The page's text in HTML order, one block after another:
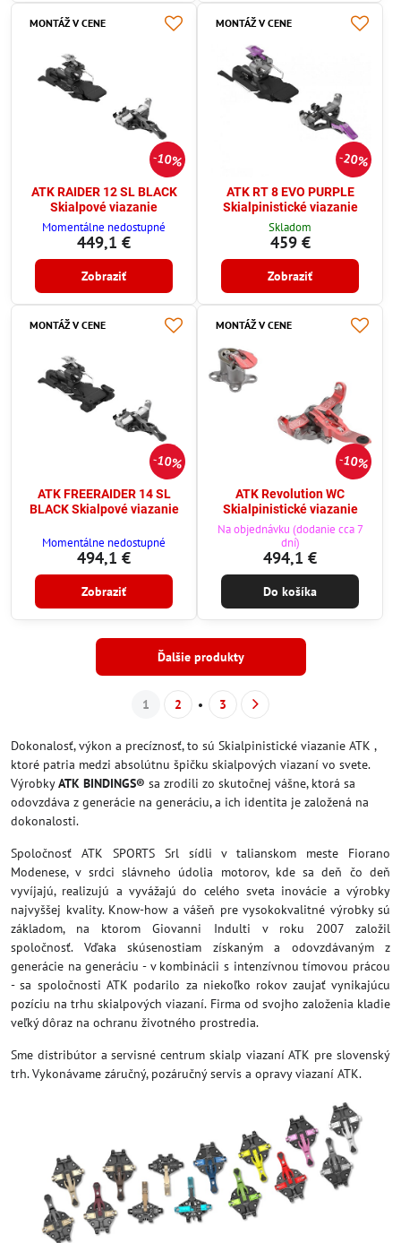
10%
MONTÁŽ V CENE
ATK RAIDER 12 SL BLACK
Skialpové viazanie
Momentálne nedostupné
449,1 €
Zobraziť
20%
MONTÁŽ V CENE
ATK RT 8 EVO PURPLE
Skialpinistické viazanie
Skladom
459 €
Zobraziť
10%
MONTÁŽ V CENE
ATK FREERAIDER 14 SL
BLACK Skialpové viazanie
Momentálne nedostupné
494,1 €
Zobraziť
10%
MONTÁŽ V CENE
ATK Revolution WC
Skialpinistické viazanie
Na objednávku (dodanie cca 7
dní)
494,1 €
Do košíka
Ďalšie produkty
1 2 3
Dokonalosť, výkon a precíznosť, to sú Skialpinistické viazanie ATK ,
ktoré patria medzi absolútnu špičku skialpových viazaní vo svete.
VýrobkyATK BINDINGS® sa zrodili zo skutočnej vášne, ktorá sa
odovzdáva z generácie na generáciu, a ich identita je založená na
dokonalosti.
Spoločnosť ATK SPORTS Srl sídli v talianskom meste Fiorano
Modenese, v srdci slávneho údolia motorov, kde sa deň čo deň
vyvíjajú, realizujú a vyvážajú do celého sveta inovácie a výrobky
najvyššej kvality. Know-how a vášeň pre vysokokvalitné výrobky sú
základom, na ktorom Giovanni Indulti v roku 2007 založil
spoločnosť. Vďaka skúsenostiam získaným a odovzdávaným z
generácie na generáciu - v kombinácii s intenzívnou tímovou prácou
- sa spoločnosti ATK podarilo za niekoľko rokov zaujať vynikajúcu
pozíciu na trhu skialpových viazaní. Firma od svojho založenia kladie
veľký dôraz na ochranu životného prostredia.
Sme distribútor a servisné centrum skialp viazaní ATK pre slovenský
trh. Vykonávame záručný, pozáručný servis a opravy viazaní ATK.